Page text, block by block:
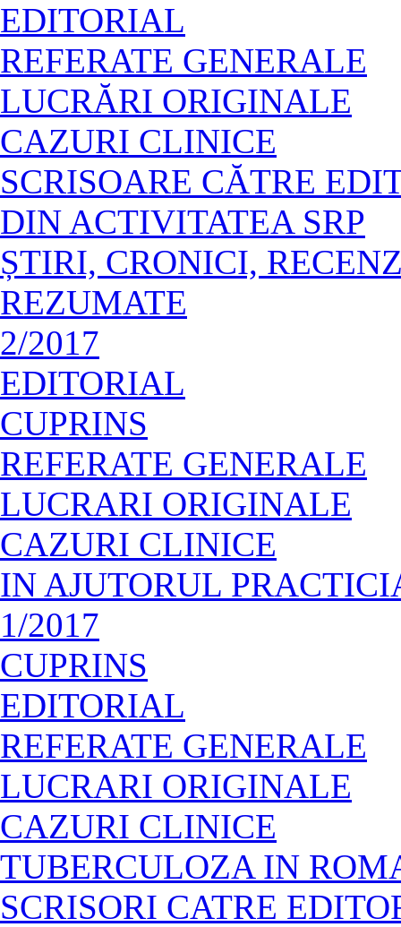
EDITORIAL
REFERATE GENERALE
LUCRĂRI ORIGINALE
CAZURI CLINICE
SCRISOARE CĂTRE
DIN ACTIVITATEA SRP
ȘTIRI, CRONICI,
REZUMATE
2/2017
EDITORIAL
CUPRINS
REFERATE GENERALE
LUCRARI ORIGINALE
CAZURI CLINICE
IN AJUTORUL
1/2017
CUPRINS
EDITORIAL
REFERATE GENERALE
LUCRARI ORIGINALE
CAZURI CLINICE
TUBERCULOZA IN
SCRISORI CATRE